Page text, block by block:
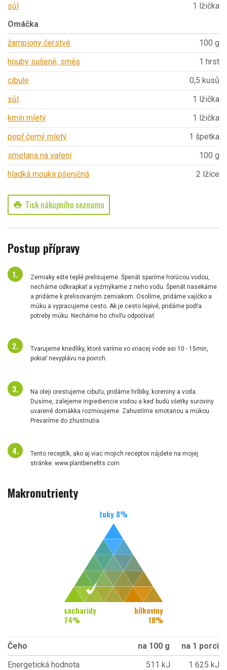
sůl
1 lžička
Omáčka
žampiony čerstvé
100 g
houby sušené, směs
1 hrst
cibule
0,5 kusů
sůl
1 lžička
kmín mletý
1 lžička
pepř černý mletý
1 špetka
smetana na vaření
100 g
hladká mouka pšeničná
2 lžíce
print Tisk nákupního seznamu
Postup přípravy
Zemiaky ešte teplé prelisujeme. Špenát sparíme horúcou vodou,
necháme odkvapkať a vyžmýkame z neho vodu. Špenát nasekáme
a pridáme k prelisovaným zemiakom. Osolíme, pridáme vajíčko a
múku a vypracujeme cesto. Ak je cesto lepivé, pridáme podľa
potreby múku. Necháme ho chvíľu odpočívať.
Tvarujeme knedlíky, ktoré varíme vo vriacej vode asi 10 - 15min,
pokiaľ nevyplávu na povrch.
Na oleji orestujeme cibuľu, pridáme hríbíky, koreniny a voda.
Dusíme, zalejeme ingrediencie vodou a keď budú všetky suroviny
uvarené domäkka rozmixujeme. Zahustíme smotanou a múkou.
Prevaríme do zhustnutia.
Tento receptík, ako aj viac mojich receptov nájdete na mojej
stránke: www.plantbenefits.com
Makronutrienty
tuky 8%
sacharidy
74%
bílkoviny
18%
Čeho na 100 g
na 1 porci
Energetická hodnota
511 kJ 1 625 kJ